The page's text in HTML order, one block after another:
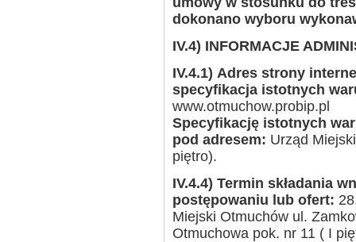
dokonano wyboru
IV.4) INFORMACJE
IV.4.1) Adres strony
specyfikacja istotnych
www.otmuchow.probip.pl
Specyfikację istotnych
pod adresem: Urząd
piętro).
IV.4.4) Termin składania
postępowaniu lub ofert:
Miejski Otmuchów ul.
Otmuchowa pok. nr 11 ( I